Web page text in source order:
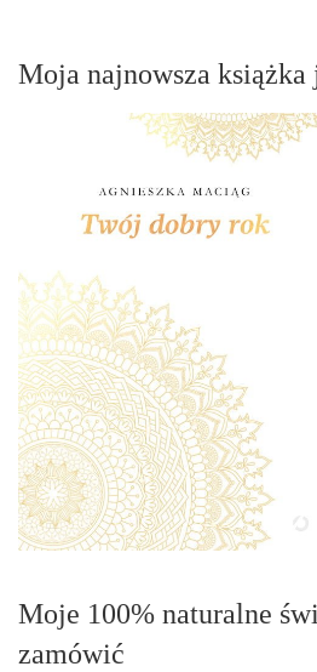
Moja najnowsza książka
Moje 100% naturalne
zamówić